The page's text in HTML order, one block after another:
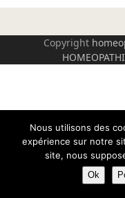
Copyright
Nous utilisons des
expérience sur notre
site, nous
Ok